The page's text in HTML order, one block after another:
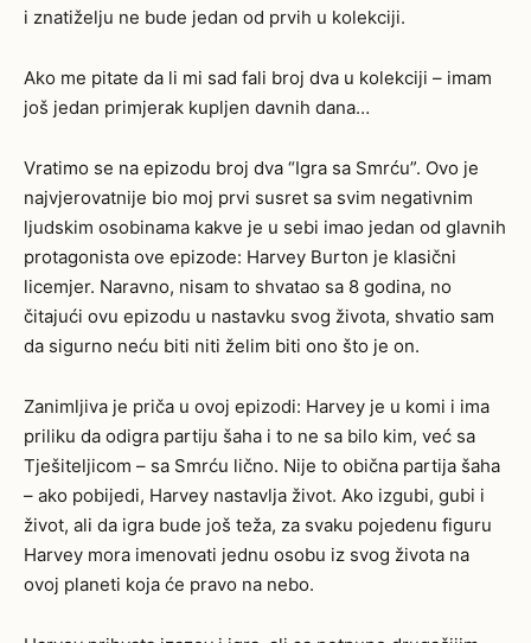
i znatiželju ne bude jedan od prvih u kolekciji.
Ako me pitate da li mi sad fali broj dva u kolekciji – imam
još jedan primjerak kupljen davnih dana…
Vratimo se na epizodu broj dva “Igra sa Smrću”. Ovo je
najvjerovatnije bio moj prvi susret sa svim negativnim
ljudskim osobinama kakve je u sebi imao jedan od glavnih
protagonista ove epizode: Harvey Burton je klasični
licemjer. Naravno, nisam to shvatao sa 8 godina, no
čitajući ovu epizodu u nastavku svog života, shvatio sam
da sigurno neću biti niti želim biti ono što je on.
Zanimljiva je priča u ovoj epizodi: Harvey je u komi i ima
priliku da odigra partiju šaha i to ne sa bilo kim, već sa
Tješiteljicom – sa Smrću lično. Nije to obična partija šaha
– ako pobijedi, Harvey nastavlja život. Ako izgubi, gubi i
život, ali da igra bude još teža, za svaku pojedenu figuru
Harvey mora imenovati jednu osobu iz svog života na
ovoj planeti koja će pravo na nebo.